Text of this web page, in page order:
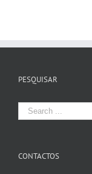
PESQUISAR
Search
for:
CONTACTOS